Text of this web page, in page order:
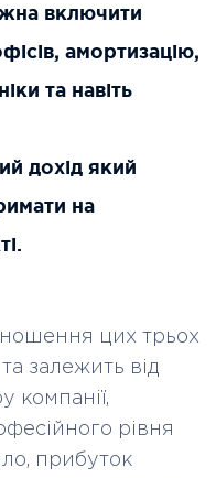
включити
амортизацію,
та навіть
дохід який
на
цих трьох
залежить від
компанії,
рівня
прибуток